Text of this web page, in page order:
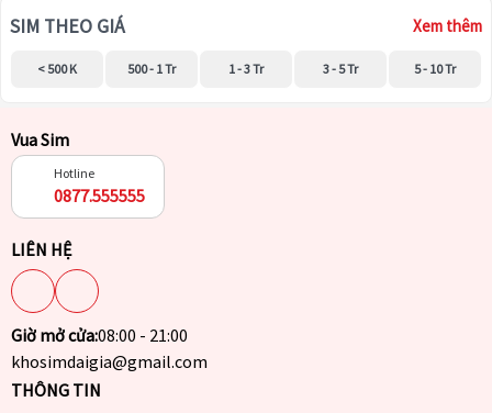
SIM THEO GIÁ Xem thêm
< 500 K 500 - 1 Tr 1 - 3 Tr 3 - 5 Tr 5 - 10 Tr
Vua Sim
Hotline
0877.555555
LIÊN HỆ
Giờ mở cửa:08:00 - 21:00
khosimdaigia@gmail.com
THÔNG TIN